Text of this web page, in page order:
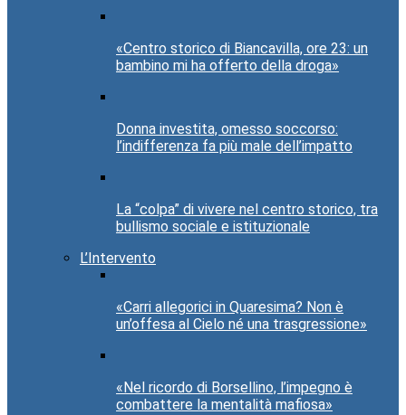
«Centro storico di Biancavilla, ore 23: un
bambino mi ha offerto della droga»
Donna investita, omesso soccorso:
l’indifferenza fa più male dell’impatto
La “colpa” di vivere nel centro storico, tra
bullismo sociale e istituzionale
L’Intervento
«Carri allegorici in Quaresima? Non è
un’offesa al Cielo né una trasgressione»
«Nel ricordo di Borsellino, l’impegno è
combattere la mentalità mafiosa»